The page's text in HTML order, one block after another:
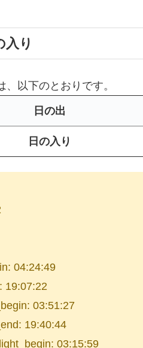
入り
、以下のとおりです。
日の出
日の入り
04:24:49
19:07:22
03:51:27
19:40:44
03:15:59